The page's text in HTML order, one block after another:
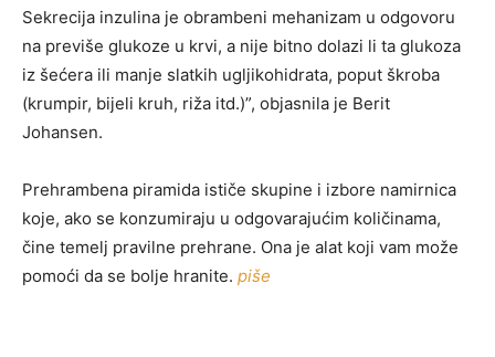
Sekrecija inzulina je obrambeni mehanizam u odgovoru
na previše glukoze u krvi, a nije bitno dolazi li ta glukoza
iz šećera ili manje slatkih ugljikohidrata, poput škroba
(krumpir, bijeli kruh, riža itd.)”, objasnila je Berit
Johansen.
Prehrambena piramida ističe skupine i izbore namirnica
koje, ako se konzumiraju u odgovarajućim količinama,
čine temelj pravilne prehrane. Ona je alat koji vam može
pomoći da se bolje hranite. piše